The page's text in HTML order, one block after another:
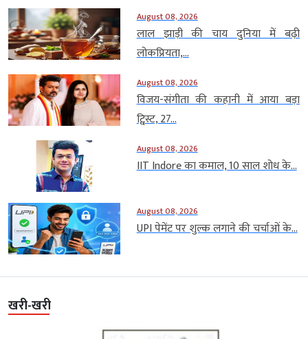
August 08, 2026
लाल झाड़ी की चाय दुनिया में बढ़ी
लोकप्रियता,...
August 08, 2026
विजय-संगीता की कहानी में आया बड़ा
ट्विस्ट, 27...
August 08, 2026
IIT Indore का कमाल, 10 साल शोध के...
August 08, 2026
UPI पेमेंट पर शुल्क लगाने की चर्चाओं के...
खरी-खरी